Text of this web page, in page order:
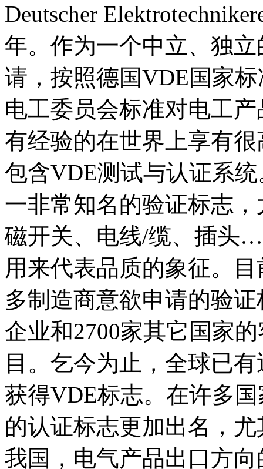
Deutscher
年。作为一个中立、独
请，按照德国VDE国家
电工委员会标准对电工
有经验的在世界上享有
包含VDE测试与认证系
一非常知名的验证标志
磁开关、电线/缆、插头
用来代表品质的象征。
多制造商意欲申请的验
企业和2700家其它国家
目。乞今为止，全球已
获得VDE标志。在许多
的认证标志更加出名，
我国，电气产品出口方